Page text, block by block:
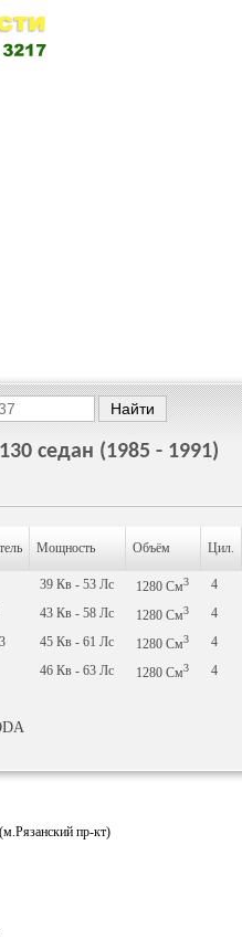
седан (1985 - 1991)
Мощность Объём Цил.
39 Кв - 53 Лс 1280 См3
4
43 Кв - 58 Лс 1280 См3
4
45 Кв - 61 Лс 1280 См3
4
46 Кв - 63 Лс 1280 См3 4
пр-кт)